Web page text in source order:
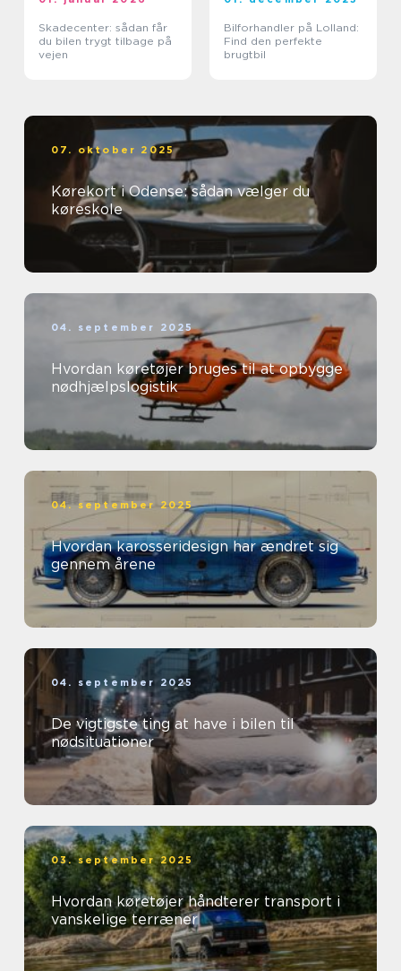
Skadecenter: sådan får
du bilen trygt tilbage på
vejen
Bilforhandler på Lolland:
Find den perfekte
brugtbil
07. oktober 2025
Kørekort i Odense: sådan vælger du
køreskole
04. september 2025
Hvordan køretøjer bruges til at opbygge
nødhjælpslogistik
04. september 2025
Hvordan karosseridesign har ændret sig
gennem årene
04. september 2025
De vigtigste ting at have i bilen til
nødsituationer
03. september 2025
Hvordan køretøjer håndterer transport i
vanskelige terræner